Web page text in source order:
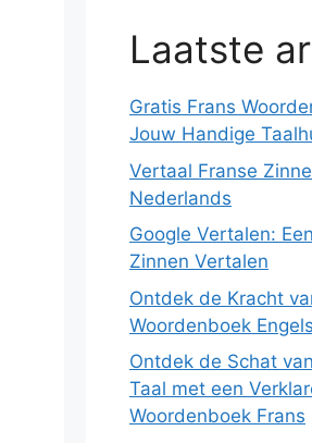
Laatste
Gratis Frans
Jouw Handige
Vertaal Franse
Nederlands
Google Vertalen:
Zinnen Vertalen
Ontdek de Kracht
Woordenboek
Ontdek de Schat
Taal met een
Woordenboek Frans